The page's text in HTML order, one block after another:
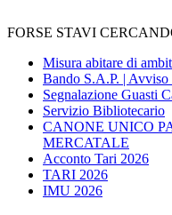
FORSE STAVI
Misura abitare di
Bando S.A.P. | Avviso
Segnalazione Guasti
Servizio Bibliotecario
CANONE UNICO
MERCATALE
Acconto Tari 2026
TARI 2026
IMU 2026